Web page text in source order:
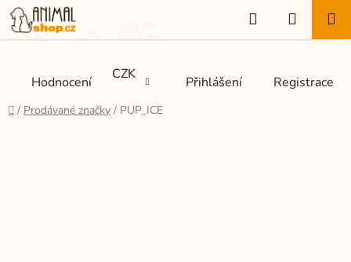
Přejít
na
obsah
Hodnocení CZK Přihlášení Registrace
Hledat
KOŠÍK
Domů
/ Prodávané značky / PUP_ICE